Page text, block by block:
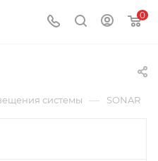
0
системы — SONAR